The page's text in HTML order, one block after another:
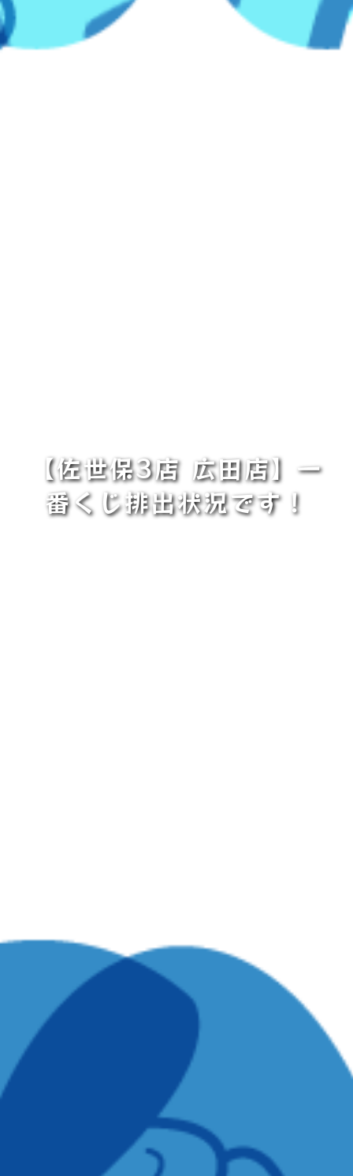
【佐世保3店 広田店】一
番くじ排出状況です！